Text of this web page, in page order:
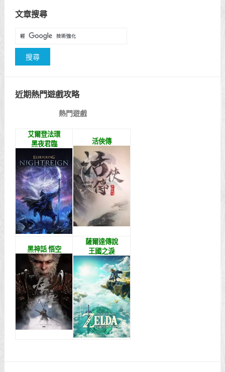
文章搜尋
近期熱門遊戲攻略
熱門遊戲
艾爾登法環
黑夜君臨
活俠傳
黑神話 悟空
薩爾達傳說
王國之淚